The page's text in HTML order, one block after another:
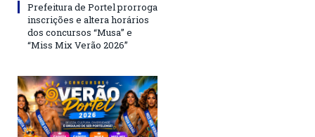
Prefeitura de Portel prorroga
inscrições e altera horários
dos concursos “Musa” e
“Miss Mix Verão 2026”